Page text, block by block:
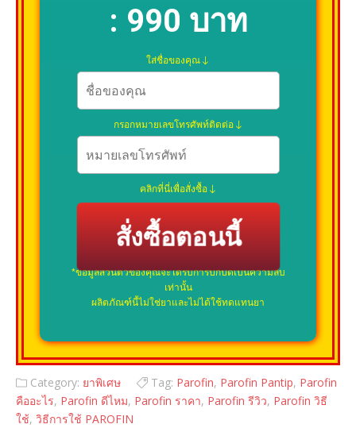
: 990 บาท
ใส่ชื่อของคุณ
กรอกหมายเลขโทรศัพท์ติดต่อ
คลิกที่นี่เพื่อสั่งซื้อ
สั่งซื้อตอนนี้
*ข้อมูลส่วนตัวของคุณจะได้รับการปกปิดเป็นความลับ
เท่านั้น
ผลิตภัณฑ์นี้ไม่ใช่ยาและไม่ได้ใช้ทดแทนยา
Category: ยาพิเศษ Tag: Parofin, Parofin Pantip, Parofin
คืออะไร, Parofin ดีไหม, Parofin ราคา, Parofin รีวิว, Parofin วิธี
ใช้, วิธีการใช้ PAROFIN